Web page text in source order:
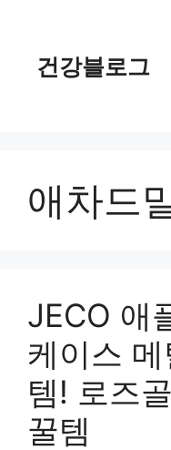
건강블로그
애차드
JECO 애
케이스
템! 로즈
꿀템